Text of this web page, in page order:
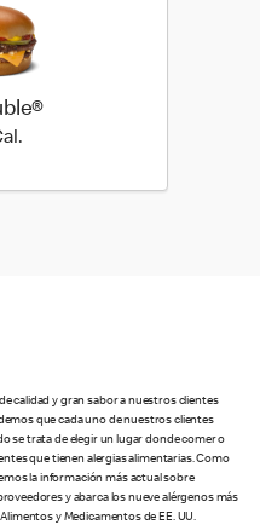
390 Cal.
calidad y gran sabor a nuestros clientes
que cada uno de nuestros clientes
se trata de elegir un lugar donde comer o
que tienen alergias alimentarias. Como
la información más actual sobre
y abarca los nueve alérgenos más
y Medicamentos de EE. UU.